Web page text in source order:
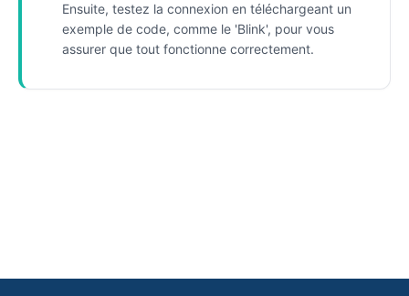
Ensuite, testez la connexion en téléchargeant un
exemple de code, comme le 'Blink', pour vous
assurer que tout fonctionne correctement.